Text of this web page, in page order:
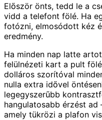
Először önts, tedd le a
vidd a telefont fölé. Ha
fotózni, elmosódott kéz
eredmény.
Ha minden nap latte
felülnézeti kart a pult
dolláros szorítóval
nulla extra idővel
legegyszerűbb
hangulatosabb érzést
amely tükrözi a plafon